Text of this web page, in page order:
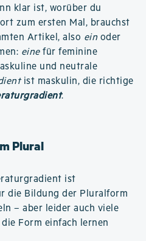
klar ist, worüber du
zum ersten Mal, brauchst
Artikel, also ein oder
einefür feminine
und neutrale
ist maskulin, die richtige
.
Plural
ist
die Bildung der Pluralform
– aber leider auch viele
Form einfach lernen